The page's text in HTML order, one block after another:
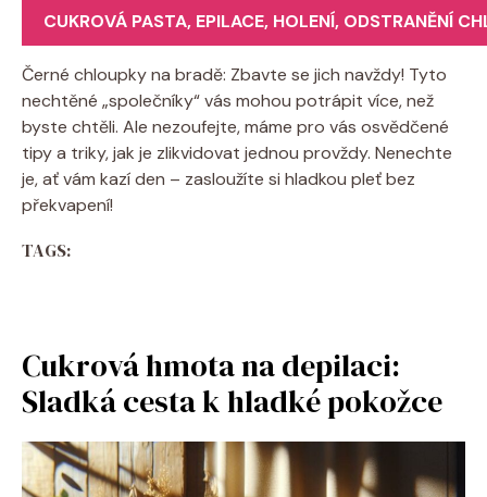
CUKROVÁ PASTA, EPILACE, HOLENÍ, ODSTRANĚNÍ
Černé chloupky na bradě: Zbavte se jich navždy! Tyto
nechtěné „společníky“ vás mohou potrápit více, než
byste chtěli. Ale nezoufejte, máme pro vás osvědčené
tipy a triky, jak je zlikvidovat jednou provždy. Nenechte
je, ať vám kazí den – zasloužíte si hladkou pleť bez
překvapení!
TAGS:
Cukrová hmota na depilaci:
Sladká cesta k hladké pokožce